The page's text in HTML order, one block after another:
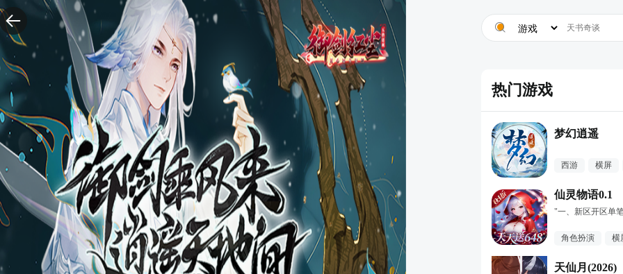
热门游戏
梦幻逍遥
西游 横屏
仙灵物语0.1
角色扮演 横
天仙月(2026)